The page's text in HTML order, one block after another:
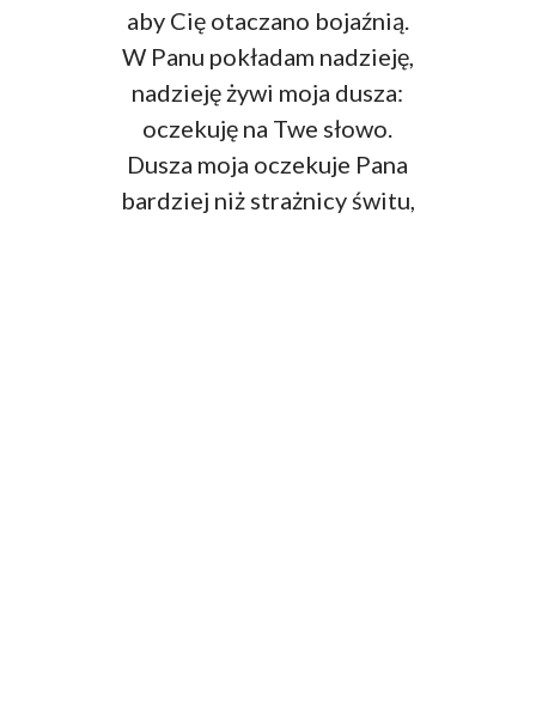
aby Cię otaczano bojaźnią.
W Panu pokładam nadzieję,
nadzieję żywi moja dusza:
oczekuję na Twe słowo.
Dusza moja oczekuje Pana
bardziej niż strażnicy świtu,